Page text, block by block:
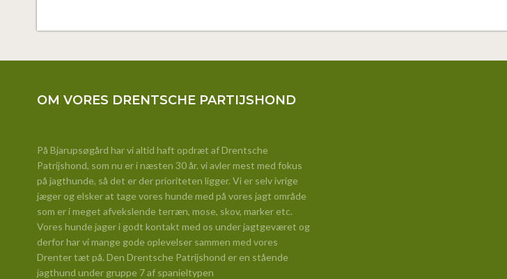
OM VORES DRENTSCHE PARTIJSHOND
​På Bjarupsøgård har vi altid haft opdræt af Drentsche
Patrijshond, som nu er i næsten 30 år. vi avler mest med fokus
på jagthunde, så det er der prioriteten ligger. Vi er selv ivrige
jæger og elsker at tage vores hunde med på vores jagt område
som er i meget afvekslende terræn, mose, skov, marker etc.
Vores hunde jager i godt kontakt med os under jagtgeværet og
derfor har vi mange gode oplevelser sammen med vores
Drenter tæt på. Den Drentsche Patrijshond er en stående
jagthund under gruppe 7 af spanieltypen​